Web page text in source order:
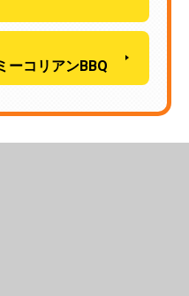
ーコリアンBBQ